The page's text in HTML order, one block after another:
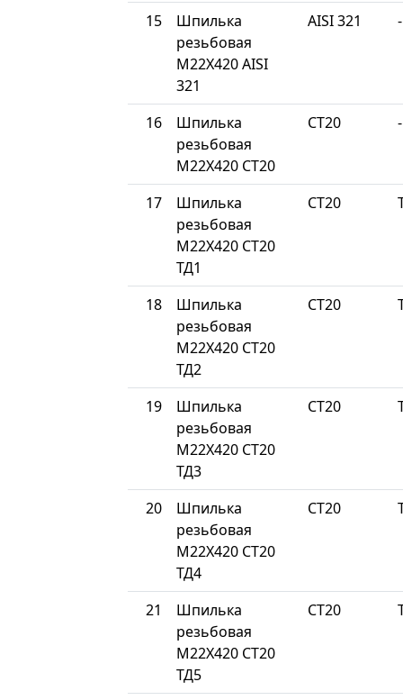
15
Шпилька
резьбовая
М22Х420 AISI
321
AISI 321 -
16
Шпилька
резьбовая
М22Х420 СТ20
СТ20 -
17
Шпилька
резьбовая
М22Х420 СТ20
ТД1
СТ20
18
Шпилька
резьбовая
М22Х420 СТ20
ТД2
СТ20
19
Шпилька
резьбовая
М22Х420 СТ20
ТД3
СТ20
20
Шпилька
резьбовая
М22Х420 СТ20
ТД4
СТ20
21
Шпилька
резьбовая
М22Х420 СТ20
ТД5
СТ20